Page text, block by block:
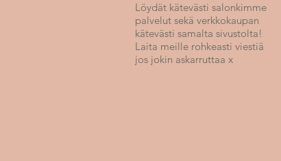
Löydät kätevästi salonkimme
palvelut sekä verkkokaupan
kätevästi samalta sivustolta!
Laita meille rohkeasti viestiä
jos jokin askarruttaa x